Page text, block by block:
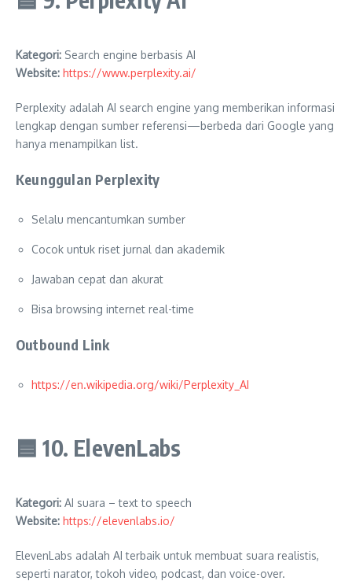
Kategori: Search engine berbasis AI
Website: https://www.perplexity.ai/
Perplexity adalah AI search engine yang memberikan informasi
lengkap dengan sumber referensi—berbeda dari Google yang
hanya menampilkan list.
Keunggulan Perplexity
Selalu mencantumkan sumber
Cocok untuk riset jurnal dan akademik
Jawaban cepat dan akurat
Bisa browsing internet real-time
Outbound Link
https://en.wikipedia.org/wiki/Perplexity_AI
🟦10. ElevenLabs
Kategori: AI suara – text to speech
Website: https://elevenlabs.io/
ElevenLabs adalah AI terbaik untuk membuat suara realistis,
seperti narator, tokoh video, podcast, dan voice-over.